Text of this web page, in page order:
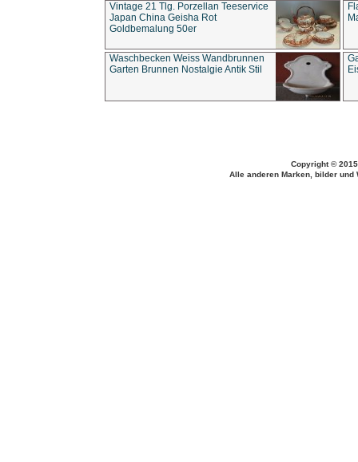
Vintage 21 Tlg. Porzellan Teeservice
Japan China Geisha Rot
Goldbemalung 50er
Waschbecken Weiss Wandbrunnen
Garten Brunnen Nostalgie Antik Stil
Copyright ©
Alle anderen Marken, bilder und